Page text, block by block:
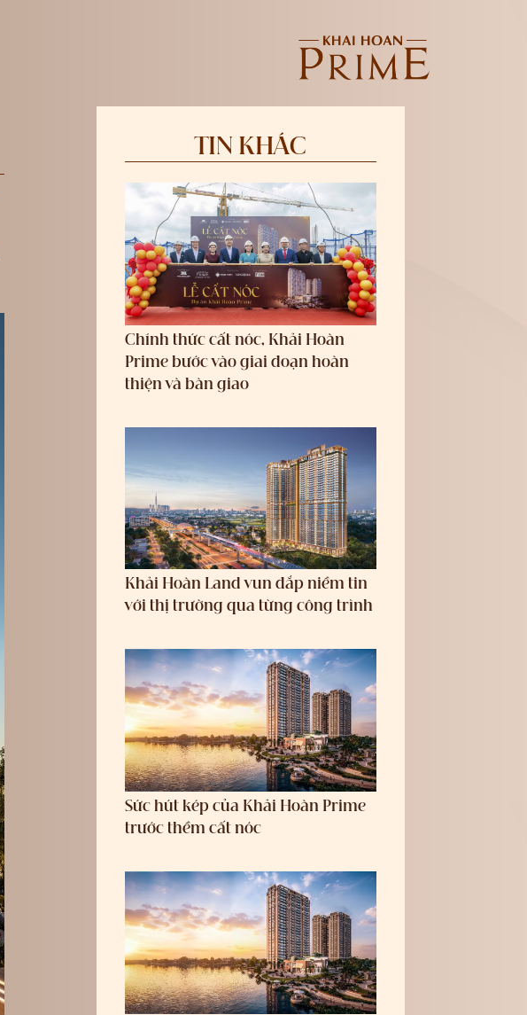
TIN KHÁC
Chính thức cất nóc, Khải Hoàn
Prime bước vào giai đoạn hoàn
thiện và bàn giao
Khải Hoàn Land vun đắp niềm tin
với thị trường qua từng công trình
Sức hút kép của Khải Hoàn Prime
trước thềm cất nóc